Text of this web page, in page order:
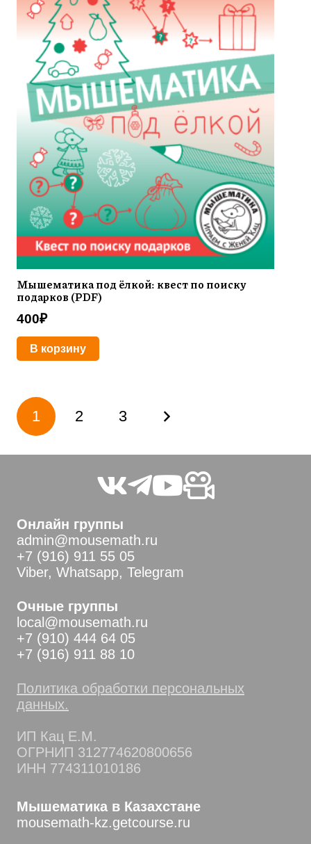
Мышематика под ёлкой: квест по поиску
подарков (PDF)
400₽
В корзину
Пагинация
записей
1 2 3
Онлайн группы
admin@mousemath.ru
+7 (916) 911 55 05
Viber, Whatsapp, Telegram
Очные группы
local@mousemath.ru
+7 (910) 444 64 05
+7 (916) 911 88 10
Политика обработки персональных
данных.
ИП Кац Е.М.
ОГРНИП 312774620800656
ИНН 774311010186
Мышематика в Казахстане
mousemath-kz.getcourse.ru